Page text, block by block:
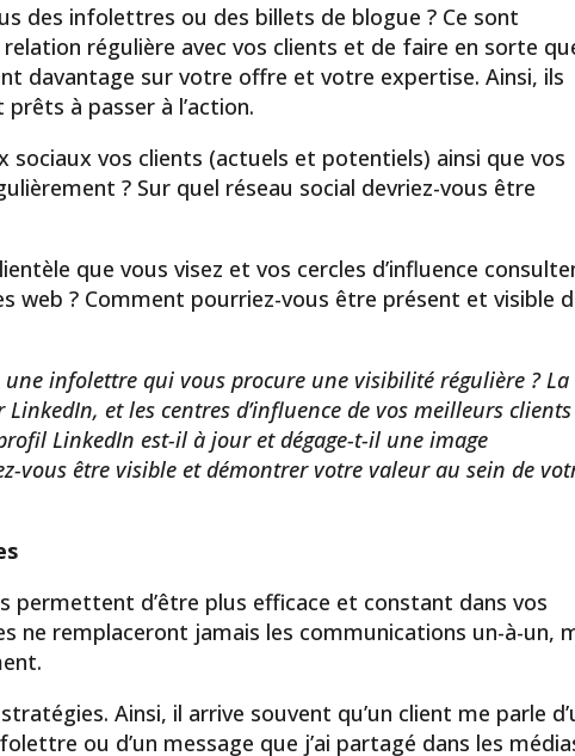
des infolettres ou des billets de blogue ? Ce sont
relation régulière avec vos clients et de faire en sorte
davantage sur votre offre et votre expertise. Ainsi, ils
à passer à l’action.
sociaux vos clients (actuels et potentiels) ainsi que vos
? Sur quel réseau social devriez-vous être
que vous visez et vos cercles d’influence
web ? Comment pourriez-vous être présent et visible
infolettre qui vous procure une visibilité régulière ? La
et les centres d’influence de vos meilleurs
LinkedIn est-il à jour et dégage-t-il une image
vous être visible et démontrer votre valeur au sein de
permettent d’être plus efficace et constant dans vos
ne remplaceront jamais les communications un-à-un,
Ainsi, il arrive souvent qu’un client me parle
ou d’un message que j’ai partagé dans les